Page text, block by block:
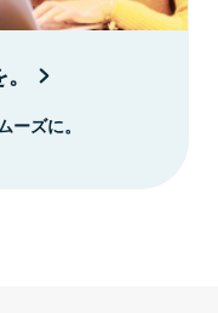
ズに。